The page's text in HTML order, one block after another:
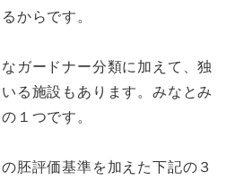
からです。
ガードナー分類に加えて、独
る施設もあります。みなとみ
１つです。
胚評価基準を加えた下記の３